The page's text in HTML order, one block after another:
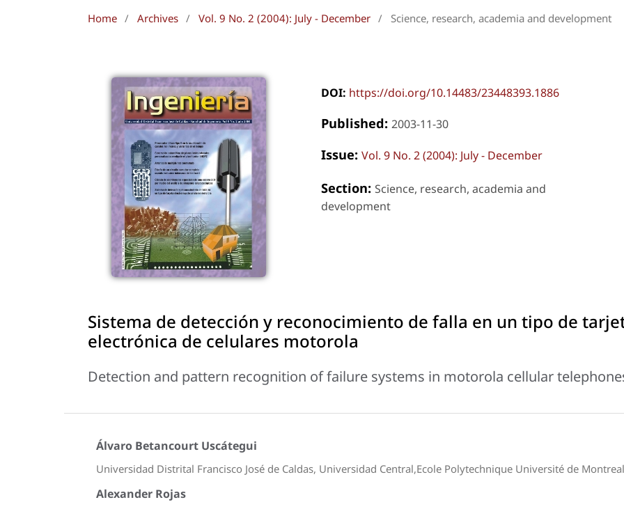
Home / Archives / Vol. 9 No. 2 (2004): July - December / Science, research, academia and development
DOI: https://doi.org/10.14483/23448393.1886
Published: 2003-11-30
Issue: Vol. 9 No. 2 (2004): July - December
Section: Science, research, academia and
development
Sistema de detección y reconocimiento de falla en un tipo de
electrónica de celulares motorola
Detection and pattern recognition of failure systems in motorola cellular
Álvaro Betancourt Uscátegui
Universidad Distrital Francisco José de Caldas, Universidad Central,Ecole Polytechnique Université de Montreal
Alexander Rojas